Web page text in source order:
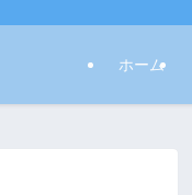
ホーム